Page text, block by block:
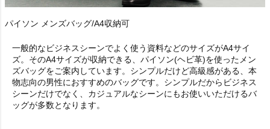
パイソン メンズバッグ/A4収納可
一般的なビジネスシーンでよく使う資料などのサイズがA4サイ
ズ。そのA4サイズが収納できる、パイソン(ヘビ革)を使ったメン
ズバッグをご案内しています。シンプルだけど高級感がある、本
物志向の男性におすすめのバッグです。シンプルだからビジネス
シーンだけでなく、カジュアルなシーンにもお使いいただけるバ
ッグが多数となります。